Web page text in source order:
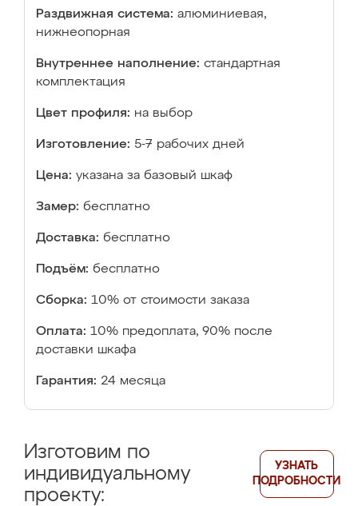
Раздвижная система: алюминиевая,
нижнеопорная
Внутреннее наполнение: стандартная
комплектация
Цвет профиля: на выбор
Изготовление: 5-7 рабочих дней
Цена: указана за базовый шкаф
Замер: бесплатно
Доставка: бесплатно
Подъём: бесплатно
Сборка: 10% от стоимости заказа
Оплата: 10% предоплата, 90% после
доставки шкафа
Гарантия: 24 месяца
Изготовим по
индивидуальному
проекту:
УЗНАТЬ
ПОДРОБНОСТИ